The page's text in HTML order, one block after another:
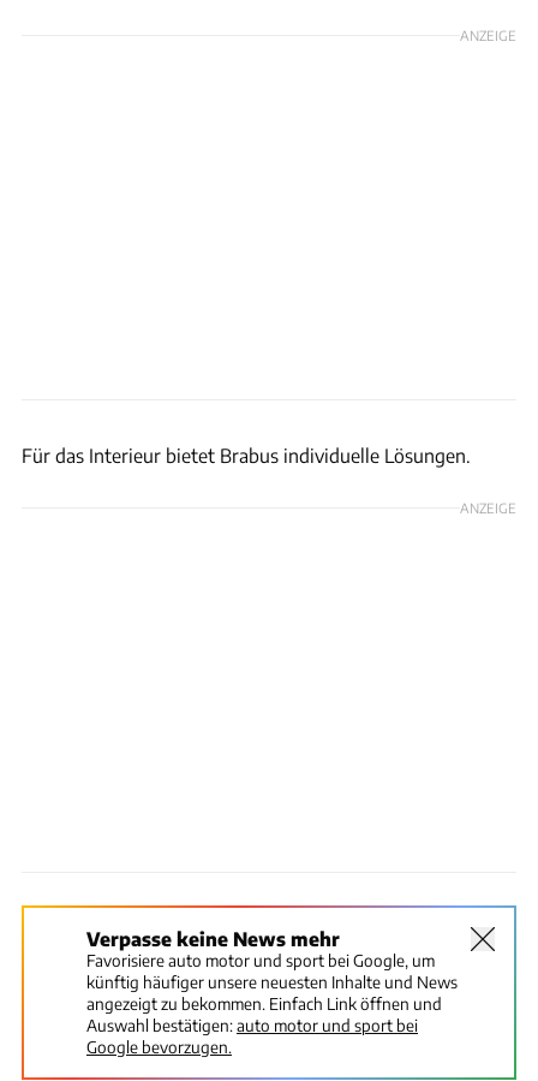
ANZEIGE
Für das Interieur bietet Brabus individuelle Lösungen.
ANZEIGE
Verpasse keine News mehr
Favorisiere auto motor und sport bei Google, um
künftig häufiger unsere neuesten Inhalte und News
angezeigt zu bekommen. Einfach Link öffnen und
Auswahl bestätigen:auto motor und sport bei
Google bevorzugen.